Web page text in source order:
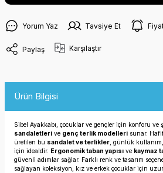
Yorum Yaz Tavsiye Et
Paylaş Karşılaştır
Ürün Bilgisi
Sibel Ayakkabı, çocuklar ve gençler için konforu ve
sandaletleri ve genç terlik modelleri sunar.
üretilen bu sandalet ve terlikler , günlük
için idealdir. Ergonomik taban yapısı ve kaymaz
güvenli adımlar sağlar. Farklı renk ve tasarım
sağlayan koleksiyon, kız ve erkek çocuklar için